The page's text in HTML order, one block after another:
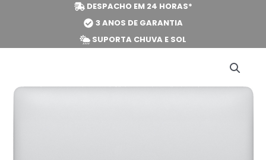
DESPACHO EM 24 HORAS*
3 ANOS DE GARANTIA
SUPORTA CHUVA E SOL